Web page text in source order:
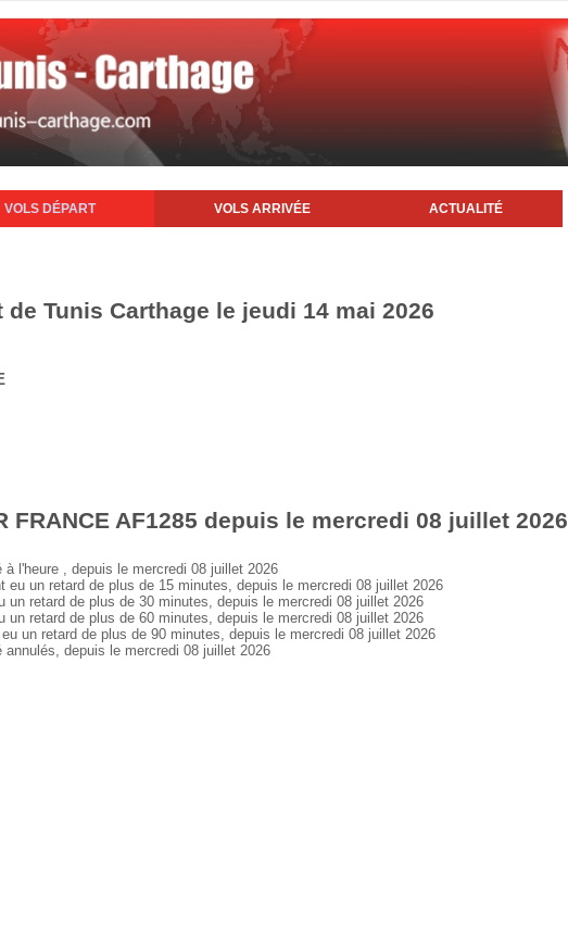
VOLS DÉPART VOLS ARRIVÉE ACTUALITÉ
Tunis Carthage le jeudi 14 mai 2026
AF1285 depuis le mercredi 08 juillet 2026
l'heure , depuis le mercredi 08 juillet 2026
eu un retard de plus de 15 minutes, depuis le mercredi 08 juillet 2026
un retard de plus de 30 minutes, depuis le mercredi 08 juillet 2026
un retard de plus de 60 minutes, depuis le mercredi 08 juillet 2026
un retard de plus de 90 minutes, depuis le mercredi 08 juillet 2026
depuis le mercredi 08 juillet 2026